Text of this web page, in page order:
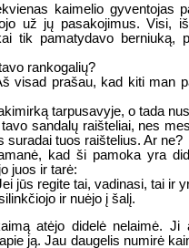
kaimelio gyventojas
už jų pasakojimus. Visi,
tik pamatydavo berniuką,
rankogalių?
visad prašau, kad kiti man
tarpusavyje, o tada
sandalų raišteliai, nes
suradai tuos raištelius. Ar ne?
kad ši pamoka yra
juos ir tarė:
jūs regite tai, vadinasi, tai ir
ir nuėjo į šalį.
atėjo didelė nelaimė. Ji
ją. Jau daugelis numirė